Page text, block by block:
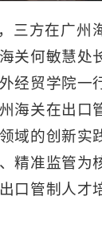
三方在广州
关何敏慧处
经贸学院一
海关在出口
域的创新实
精准监管为
口管制人才